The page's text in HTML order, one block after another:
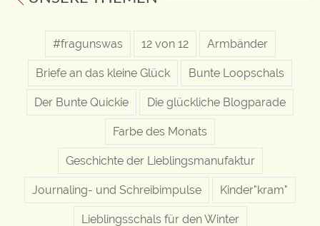
#fragunswas 12 von 12 Armbänder
Briefe an das kleine Glück Bunte Loopschals
Der Bunte Quickie Die glückliche Blogparade
Farbe des Monats
Geschichte der Lieblingsmanufaktur
Journaling- und Schreibimpulse Kinder"kram"
Lieblingsschals für den Winter